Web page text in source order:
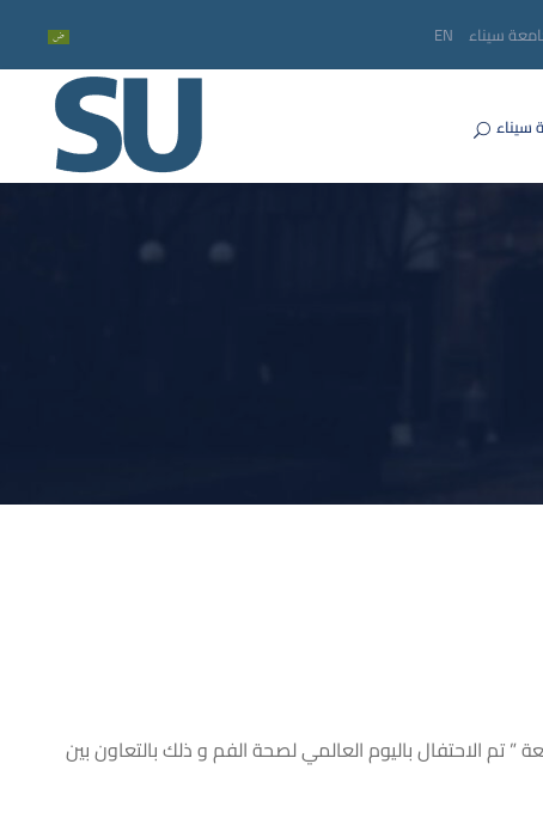
سيناء EN
سيناء
تم الاحتفال باليوم العالمي لصحة الفم و ذلك بالتعاون بين